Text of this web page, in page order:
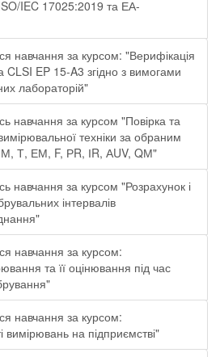
IEC 17025:2019 та ЕА-
навчання за курсом: "Верифікація
CLSI EP 15-A3 згідно з вимогами
лабораторій"
навчання за курсом "Повірка та
техніки за обраним
Т, ЕМ, F, РR, ІR, АUV, QМ"
навчання за курсом "Розрахунок і
інтервалів
навчання за курсом:
та її оцінювання під час
навчання за курсом:
вимірювань на підприємстві"